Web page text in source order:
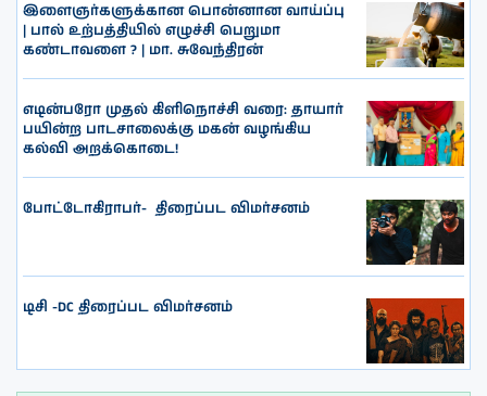
இளைஞர்களுக்கான பொன்னான வாய்ப்பு
| பால் உற்பத்தியில் எழுச்சி பெறுமா
கண்டாவளை ? | மா. சுவேந்திரன்
எடின்பரோ முதல் கிளிநொச்சி வரை: தாயார்
பயின்ற பாடசாலைக்கு மகன் வழங்கிய
கல்வி அறக்கொடை!
போட்டோகிராபர்- ‌ திரைப்பட விமர்சனம்
டிசி -DC திரைப்பட விமர்சனம்